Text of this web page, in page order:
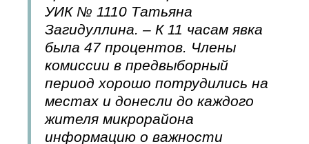
УИК № 1110 Татьяна
Загидуллина. – К 11 часам явка
была 47 процентов. Члены
комиссии в предвыборный
период хорошо потрудились на
местах и донесли до каждого
жителя микрорайона
информацию о важности